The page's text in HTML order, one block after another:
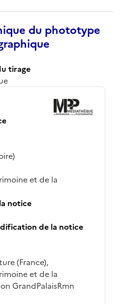
du phototype
tirage
et de la
notice
de la notice
(France),
et de la
GrandPalaisRmn